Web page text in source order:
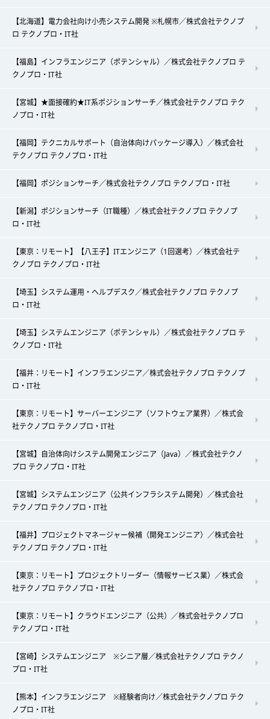
【北海道】電力会社向け小売システム開発 ※札幌市／株式会社テクノプ
ロ テクノプロ・IT社
【福島】インフラエンジニア（ポテンシャル）／株式会社テクノプロ テ
クノプロ・IT社
【宮城】★面接確約★IT系ポジションサーチ／株式会社テクノプロ テク
ノプロ・IT社
【福岡】テクニカルサポート（自治体向けパッケージ導入）／株式会社
テクノプロ テクノプロ・IT社
【福岡】ポジションサーチ／株式会社テクノプロ テクノプロ・IT社
【新潟】ポジションサーチ（IT職種）／株式会社テクノプロ テクノプ
ロ・IT社
【東京：リモート】【八王子】ITエンジニア（1回選考）／株式会社テ
クノプロ テクノプロ・IT社
【埼玉】システム運用・ヘルプデスク／株式会社テクノプロ テクノプ
ロ・IT社
【埼玉】システムエンジニア（ポテンシャル）／株式会社テクノプロ テ
クノプロ・IT社
【福井：リモート】インフラエンジニア／株式会社テクノプロ テクノプ
ロ・IT社
【東京：リモート】サーバーエンジニア（ソフトウェア業界）／株式会
社テクノプロ テクノプロ・IT社
【宮城】自治体向けシステム開発エンジニア（Java）／株式会社テクノ
プロ テクノプロ・IT社
【宮城】システムエンジニア（公共インフラシステム開発）／株式会社
テクノプロ テクノプロ・IT社
【福井】プロジェクトマネージャー候補（開発エンジニア）／株式会社
テクノプロ テクノプロ・IT社
【東京：リモート】プロジェクトリーダー（情報サービス業）／株式会
社テクノプロ テクノプロ・IT社
【東京：リモート】クラウドエンジニア（公共）／株式会社テクノプロ
テクノプロ・IT社
【宮崎】システムエンジニア ※シニア層／株式会社テクノプロ テクノ
プロ・IT社
【熊本】インフラエンジニア ※経験者向け／株式会社テクノプロ テク
ノプロ・IT社